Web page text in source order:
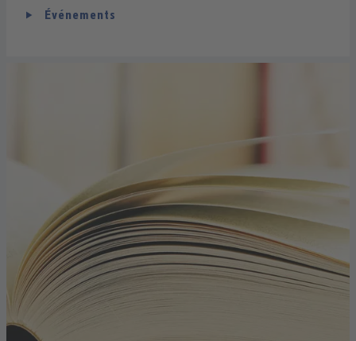
Événements